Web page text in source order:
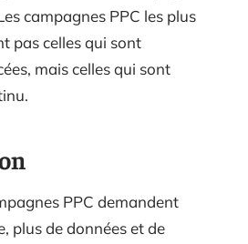
campagnes PPC les plus
pas celles qui sont
mais celles qui sont
PPC demandent
plus de données et de